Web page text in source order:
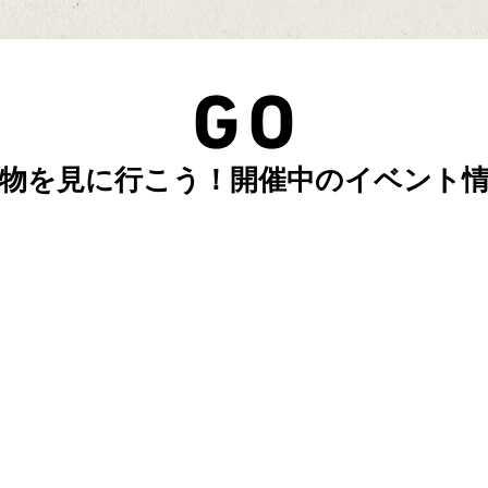
を見に行こう！開催中のイベント